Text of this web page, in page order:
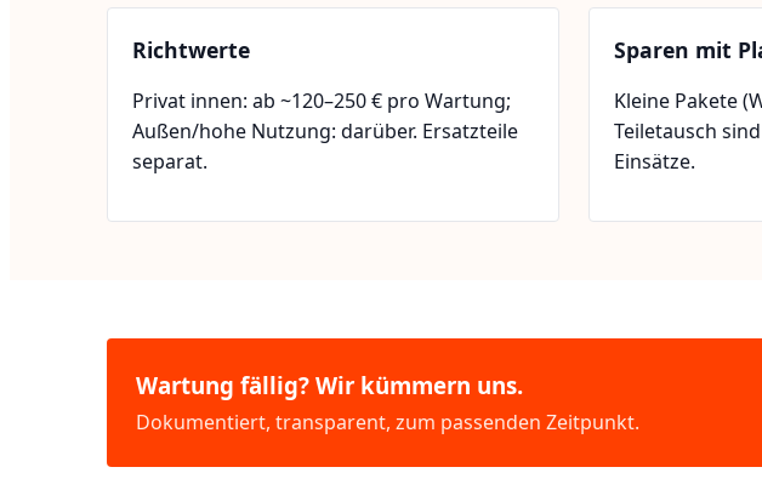
Richtwerte
Privat innen: ab ~120–250 € pro Wartung;
Außen/hohe Nutzung: darüber. Ersatzteile
separat.
Sparen mit
Kleine Pakete
Teiletausch
Einsätze.
Wartung fällig? Wir kümmern uns.
Dokumentiert, transparent, zum passenden Zeitpunkt.